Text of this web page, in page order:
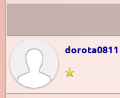
dorota0811